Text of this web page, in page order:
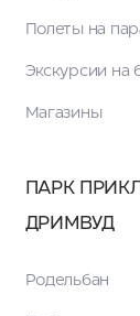
Полеты на
Экскурсии на
Магазины
ПАРК
ДРИМВУД
Родельбан